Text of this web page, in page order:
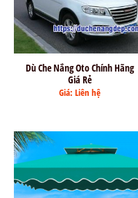
Dù Che Nắng Oto Chính Hãng
Giá Rẻ
Giá: Liên hệ